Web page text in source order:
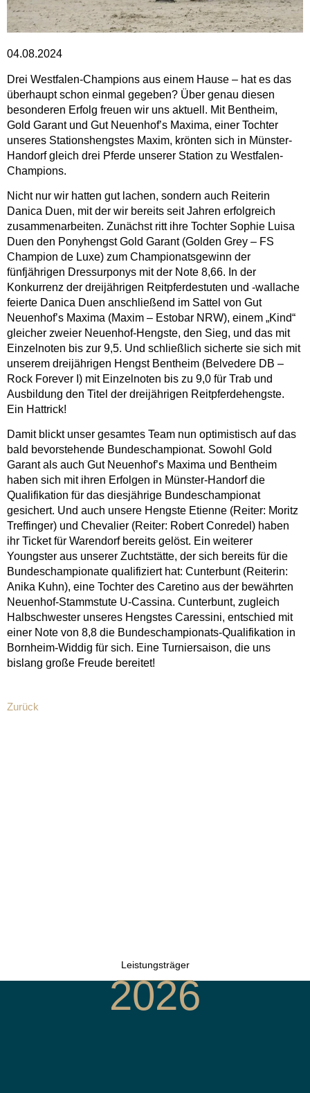
04.08.2024
Drei Westfalen-Champions aus einem Hause – hat es das
überhaupt schon einmal gegeben? Über genau diesen
besonderen Erfolg freuen wir uns aktuell. Mit Bentheim,
Gold Garant und Gut Neuenhof’s Maxima, einer Tochter
unseres Stationshengstes Maxim, krönten sich in Münster-
Handorf gleich drei Pferde unserer Station zu Westfalen-
Champions.
Nicht nur wir hatten gut lachen, sondern auch Reiterin
Danica Duen, mit der wir bereits seit Jahren erfolgreich
zusammenarbeiten. Zunächst ritt ihre Tochter Sophie Luisa
Duen den Ponyhengst Gold Garant (Golden Grey – FS
Champion de Luxe) zum Championatsgewinn der
fünfjährigen Dressurponys mit der Note 8,66. In der
Konkurrenz der dreijährigen Reitpferdestuten und -wallache
feierte Danica Duen anschließend im Sattel von Gut
Neuenhof’s Maxima (Maxim – Estobar NRW), einem „Kind“
gleicher zweier Neuenhof-Hengste, den Sieg, und das mit
Einzelnoten bis zur 9,5. Und schließlich sicherte sie sich mit
unserem dreijährigen Hengst Bentheim (Belvedere DB –
Rock Forever I) mit Einzelnoten bis zu 9,0 für Trab und
Ausbildung den Titel der dreijährigen Reitpferdehengste.
Ein Hattrick!
Damit blickt unser gesamtes Team nun optimistisch auf das
bald bevorstehende Bundeschampionat. Sowohl Gold
Garant als auch Gut Neuenhof’s Maxima und Bentheim
haben sich mit ihren Erfolgen in Münster-Handorf die
Qualifikation für das diesjährige Bundeschampionat
gesichert. Und auch unsere Hengste Etienne (Reiter: Moritz
Treffinger) und Chevalier (Reiter: Robert Conredel) haben
ihr Ticket für Warendorf bereits gelöst. Ein weiterer
Youngster aus unserer Zuchtstätte, der sich bereits für die
Bundeschampionate qualifiziert hat: Cunterbunt (Reiterin:
Anika Kuhn), eine Tochter des Caretino aus der bewährten
Neuenhof-Stammstute U-Cassina. Cunterbunt, zugleich
Halbschwester unseres Hengstes Caressini, entschied mit
einer Note von 8,8 die Bundeschampionats-Qualifikation in
Bornheim-Widdig für sich. Eine Turniersaison, die uns
bislang große Freude bereitet!
Zurück
Leistungsträger
2026